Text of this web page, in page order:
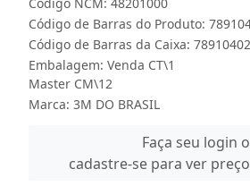
Código de Barras do Produto:
Código de Barras da Caixa:
Embalagem: Venda CT\1
Master CM\12
Marca: 3M DO BRASIL
Faça seu login
cadastre-se para ver